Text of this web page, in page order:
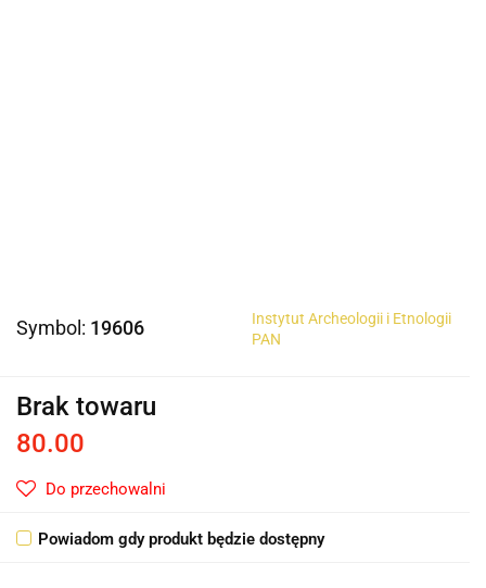
Symbol: 19606
Instytut Archeologii i Etnologii
PAN
Brak towaru
80.00
Do przechowalni
Powiadom gdy produkt będzie dostępny